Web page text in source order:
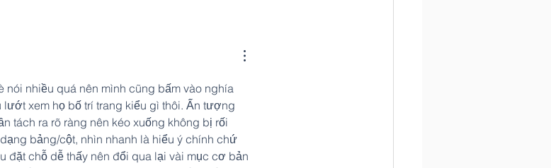
nhiều quá nên mình cũng bấm vào nghía
xem họ bố trí trang kiểu gì thôi. Ấn tượng
tách ra rõ ràng nên kéo xuống không bị rối
bảng/cột, nhìn nhanh là hiểu ý chính chứ
đặt chỗ dễ thấy nên đổi qua lại vài mục cơ bản